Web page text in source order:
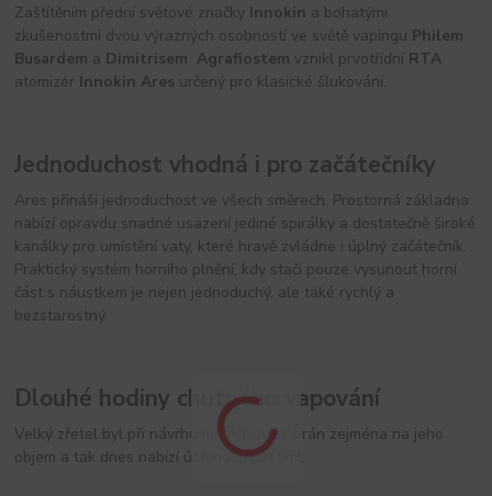
Zaštítěním přední světové značky Innokin a bohatými
zkušenostmi dvou výrazných osobností ve světě vapingu Philem
Busardem a Dimitrisem Agrafiostem vznikl prvotřídní RTA
atomizér Innokin Ares určený pro klasické šlukování.
Jednoduchost vhodná i pro začátečníky
Ares přináší jednoduchost ve všech směrech. Prostorná základna
nabízí opravdu snadné usazení jediné spirálky a dostatečně široké
kanálky pro umístění vaty, které hravě zvládne i úplný začátečník.
Praktický systém horního plnění, kdy stačí pouze vysunout horní
část s náustkem je nejen jednoduchý, ale také rychlý a
bezstarostný.
Dlouhé hodiny chutného vapování
Velký zřetel byl při návrhu Innokin Ares brán zejména na jeho
objem a tak dnes nabízí úctyhodných 5ml.